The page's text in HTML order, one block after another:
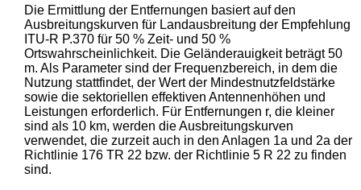
Die Ermittlung der Entfernungen basiert auf den
Ausbreitungskurven für Landausbreitung der Empfehlung
ITU-R P.370 für 50 % Zeit- und 50 %
Ortswahrscheinlichkeit. Die Geländerauigkeit beträgt 50
m. Als Parameter sind der Frequenzbereich, in dem die
Nutzung stattfindet, der Wert der Mindestnutzfeldstärke
sowie die sektoriellen effektiven Antennenhöhen und
Leistungen erforderlich. Für Entfernungen r, die kleiner
sind als 10 km, werden die Ausbreitungskurven
verwendet, die zurzeit auch in den Anlagen 1a und 2a der
Richtlinie 176 TR 22 bzw. der Richtlinie 5 R 22 zu finden
sind.